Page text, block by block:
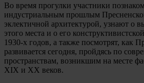
Во время прогулки участники
индустриальным прошлым
эклектичной архитектурой, узнают о
этого места и о его
1930-х годов, а также посмотрят, как
развивается сегодня, пройдясь по
пространствам, возникшим на месте
XIX и XX веков.